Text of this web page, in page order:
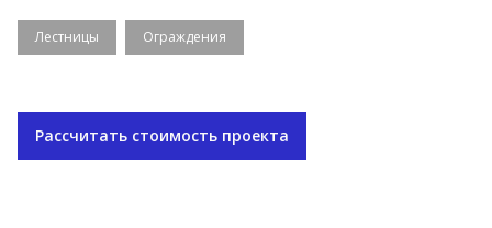
Лестницы Ограждения
Рассчитать стоимость проекта